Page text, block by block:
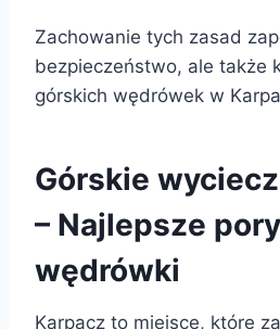
Zachowanie tych zasad
bezpieczeństwo, ale także
górskich wędrówek w
Górskie
– Najlepsze
wędrówki
Karpacz to miejsce, które